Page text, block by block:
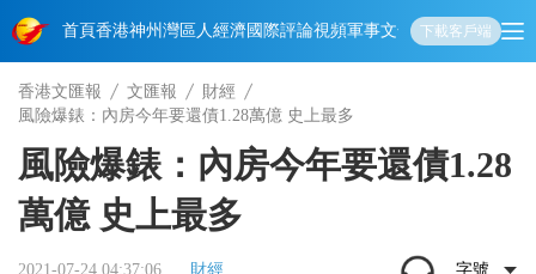
首頁香港神州 灣區人經濟國際評論視頻軍事文化 娛樂生活教育體
下載客戶端
香港文匯報 文匯報
財經
風險爆錶：內房今年要還債1.28萬億 史上最多
風險爆錶：內房今年要還債1.28
萬億 史上最多
2021-07-24 04:37:06 財經 字號